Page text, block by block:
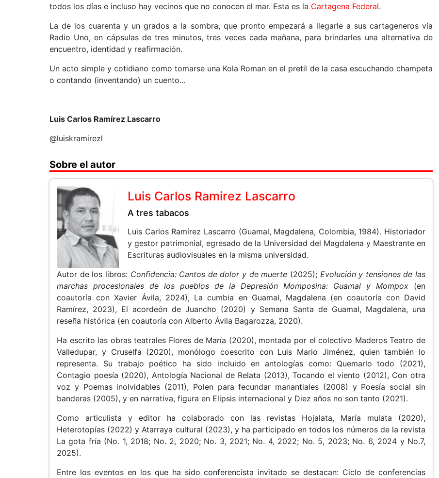
todos los días e incluso hay vecinos que no conocen el mar. Esta es la Cartagena Federal.
La de los cuarenta y un grados a la sombra, que pronto empezará a llegarle a sus cartageneros vía
Radio Uno, en cápsulas de tres minutos, tres veces cada mañana, para brindarles una alternativa de
encuentro, identidad y reafirmación.
Un acto simple y cotidiano como tomarse una Kola Roman en el pretil de la casa escuchando champeta
o contando (inventando) un cuento…
Luis Carlos Ramírez Lascarro
@luiskramirezl
Sobre el autor
Luis Carlos Ramirez Lascarro
A tres tabacos
Luis Carlos Ramírez Lascarro (Guamal, Magdalena, Colombia, 1984). Historiador
y gestor patrimonial, egresado de la Universidad del Magdalena y Maestrante en
Escrituras audiovisuales en la misma universidad.
Autor de los libros: Confidencia: Cantos de dolor y de muerte (2025); Evolución y tensiones de las
marchas procesionales de los pueblos de la Depresión Momposina: Guamal y Mompox (en
coautoría con Xavier Ávila, 2024), La cumbia en Guamal, Magdalena (en coautoría con David
Ramírez, 2023), El acordeón de Juancho (2020) y Semana Santa de Guamal, Magdalena, una
reseña histórica (en coautoría con Alberto Ávila Bagarozza, 2020).
Ha escrito las obras teatrales Flores de María (2020), montada por el colectivo Maderos Teatro de
Valledupar, y Cruselfa (2020), monólogo coescrito con Luis Mario Jiménez, quien también lo
representa. Su trabajo poético ha sido incluido en antologías como: Quemarlo todo (2021),
Contagio poesía (2020), Antología Nacional de Relata (2013), Tocando el viento (2012), Con otra
voz y Poemas inolvidables (2011), Polen para fecundar manantiales (2008) y Poesía social sin
banderas (2005), y en narrativa, figura en Elipsis internacional y Diez años no son tanto (2021).
Como articulista y editor ha colaborado con las revistas Hojalata, María mulata (2020),
Heterotopías (2022) y Atarraya cultural (2023), y ha participado en todos los números de la revista
La gota fría (No. 1, 2018; No. 2, 2020; No. 3, 2021; No. 4, 2022; No. 5, 2023; No. 6, 2024 y No.7,
2025).
Entre los eventos en los que ha sido conferencista invitado se destacan: Ciclo de conferencias